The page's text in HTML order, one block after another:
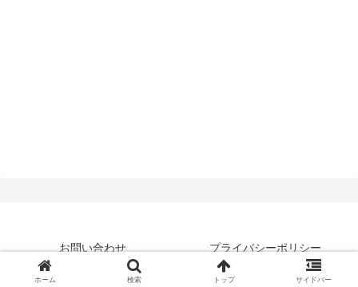
お問い合わせ
プライバシーポリシー
© 2019 はいえんどとぴっくす.
ホーム 検索 トップ サイドバー